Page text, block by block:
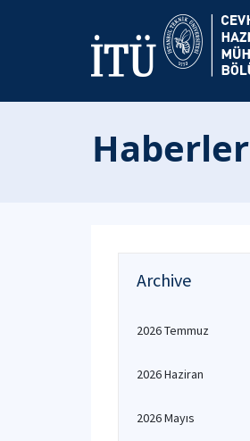
Haberler
Archive
2026 Temmuz
2026 Haziran
2026 Mayıs